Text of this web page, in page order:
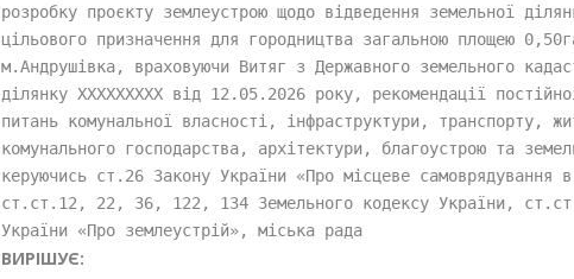
розробку проєкту землеустрою щодо відведення земельної
цільового призначення для городництва загальною площею
м.Андрушівка, враховуючи Витяг з Державного земельного
ділянку XXXXXXXXX від 12.05.2026 року, рекомендації
питань комунальної власності, інфраструктури, транспорту,
комунального господарства, архітектури, благоустрою та
керуючись ст.26 Закону України «Про місцеве самоврядування
ст.ст.12, 22, 36, 122, 134 Земельного кодексу України,
України «Про землеустрій», міська рада
ВИРІШУЄ: